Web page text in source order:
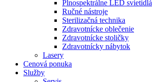
Plnospektrálne LED svietidlá
Ručné nástroje
Sterilizačná technika
Zdravotnícke oblečenie
Zdravotnícke stoličky
Zdravotnícky nábytok
Lasery
Cenová ponuka
Služby